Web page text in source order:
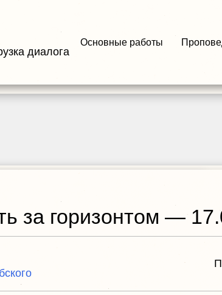
диалога
Основные работы
за горизонтом —